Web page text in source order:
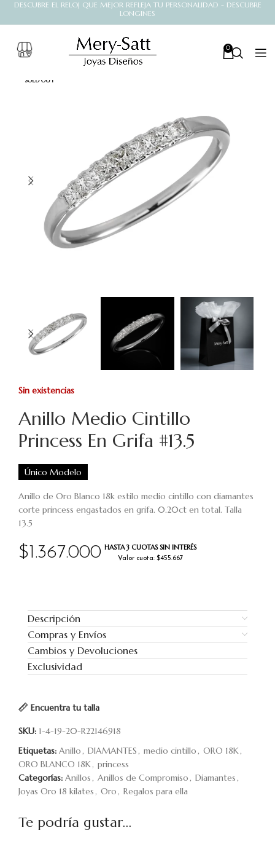
DESCUBRE EL RELOJ QUE MEJOR REFLEJA TU PERSONALIDAD - DESCUBRE
LONGINES
0
SOLD OUT
Anillo Medio Cintillo
Princess En Grifa #13.5
$1.367.000 HASTA 3 CUOTAS SIN INTERÉS
Valor cuota: $455.667
Único Modelo
Anillo de Oro Blanco 18k estilo medio cintillo con diamantes
corte princess engastados en grifa. 0.20ct en total. Talla
13.5
Sin existencias
Encuentra tu talla
Descripción
Compras y Envíos
Cambios y Devoluciones
Exclusividad
SKU: 1-4-19-20-R22146918
Categorías: Anillos, Anillos de Compromiso, Diamantes,
Joyas Oro 18 kilates, Oro, Regalos para ella
Etiquetas: Anillo, DIAMANTES, medio cintillo, ORO 18K,
ORO BLANCO 18K, princess
Te podría gustar...